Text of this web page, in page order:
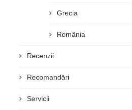
Grecia
România
Recenzii
Recomandări
Servicii